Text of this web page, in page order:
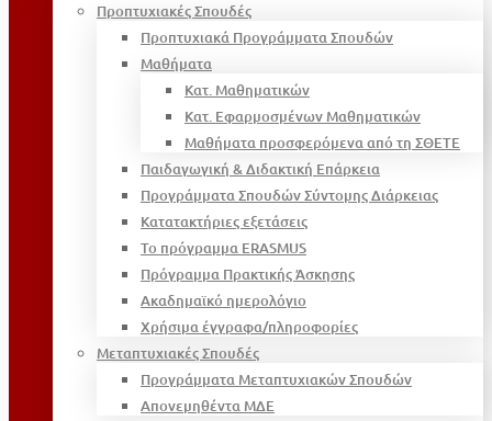
Προπτυχιακές Σπουδές
Προπτυχιακά Προγράμματα Σπουδών
Μαθήματα
Κατ. Μαθηματικών
Κατ. Εφαρμοσμένων Μαθηματικών
Μαθήματα προσφερόμενα από τη ΣΘΕΤΕ
Παιδαγωγική & Διδακτική Επάρκεια
Προγράμματα Σπουδών Σύντομης Διάρκειας
Κατατακτήριες εξετάσεις
Το πρόγραμμα ERASMUS
Πρόγραμμα Πρακτικής Άσκησης
Ακαδημαϊκό ημερολόγιο
Χρήσιμα έγγραφα/πληροφορίες
Μεταπτυχιακές Σπουδές
Προγράμματα Μεταπτυχιακών Σπουδών
Απονεμηθέντα ΜΔΕ